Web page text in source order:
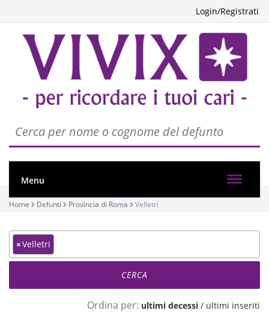
Login/Registrati
Menu
Home Defunti Provincia di Roma Velletri
×Velletri
Ordina per: ultimi decessi / ultimi inseriti